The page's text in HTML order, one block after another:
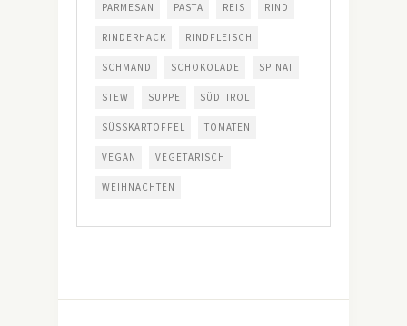
PARMESAN PASTA REIS RIND
RINDERHACK RINDFLEISCH
SCHMAND SCHOKOLADE SPINAT
STEW SUPPE SÜDTIROL
SÜSSKARTOFFEL TOMATEN
VEGAN VEGETARISCH
WEIHNACHTEN